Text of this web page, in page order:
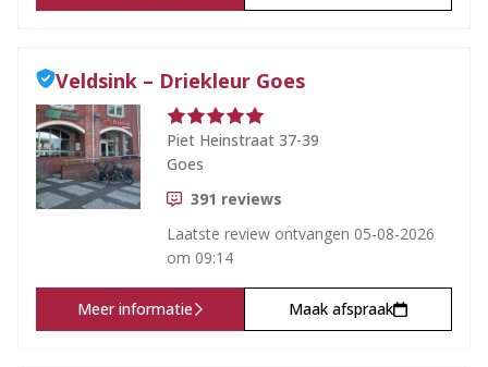
Veldsink – Driekleur Goes
Piet Heinstraat 37-39
Goes
391 reviews
Laatste review ontvangen 05-08-2026
om 09:14
Meer informatie Maak afspraak